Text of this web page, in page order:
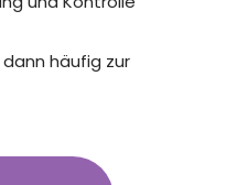
häufig zur